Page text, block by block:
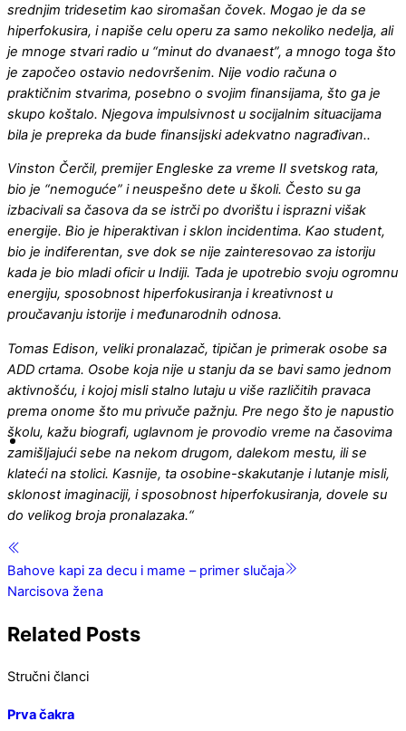
srednjim tridesetim kao siromašan čovek. Mogao je da se
hiperfokusira, i napiše celu operu za samo nekoliko nedelja, ali
je mnoge stvari radio u “minut do dvanaest”, a mnogo toga što
je započeo ostavio nedovršenim. Nije vodio računa o
praktičnim stvarima, posebno o svojim finansijama, što ga je
skupo koštalo. Njegova impulsivnost u socijalnim situacijama
bila je prepreka da bude finansijski adekvatno nagrađivan..
Vinston Čerčil, premijer Engleske za vreme II svetskog rata,
bio je “nemoguće” i neuspešno dete u školi. Često su ga
izbacivali sa časova da se istrči po dvorištu i isprazni višak
energije. Bio je hiperaktivan i sklon incidentima. Kao student,
bio je indiferentan, sve dok se nije zainteresovao za istoriju
kada je bio mladi oficir u Indiji. Tada je upotrebio svoju ogromnu
energiju, sposobnost hiperfokusiranja i kreativnost u
proučavanju istorije i međunarodnih odnosa.
Tomas Edison, veliki pronalazač, tipičan je primerak osobe sa
ADD crtama. Osobe koja nije u stanju da se bavi samo jednom
aktivnošću, i kojoj misli stalno lutaju u više različitih pravaca
prema onome što mu privuče pažnju. Pre nego što je napustio
školu, kažu biografi, uglavnom je provodio vreme na časovima
zamišljajući sebe na nekom drugom, dalekom mestu, ili se
klateći na stolici. Kasnije, ta osobine-skakutanje i lutanje misli,
sklonost imaginaciji, i sposobnost hiperfokusiranja, dovele su
do velikog broja pronalazaka.“
Bahove kapi za decu i mame – primer slučaja
Narcisova žena
Related Posts
Stručni članci
Prva čakra